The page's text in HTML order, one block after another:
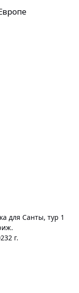
для Санты, тур 1
2 г.